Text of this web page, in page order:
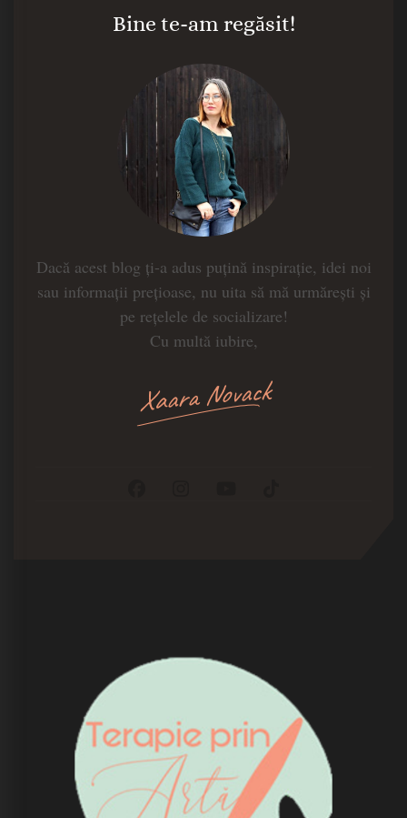
Bine te-am regăsit!
Dacă acest blog ți-a adus puțină inspirație, idei noi
sau informații prețioase, nu uita să mă urmărești și
pe rețelele de socializare!
Cu multă iubire,
Xaara Novack